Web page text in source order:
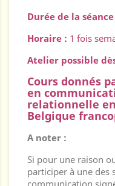
Durée de la séance
Horaire : 1 fois
Atelier possible
Cours donnés
en
relationnelle
Belgique
A noter :
Si pour une raison
participer à une des